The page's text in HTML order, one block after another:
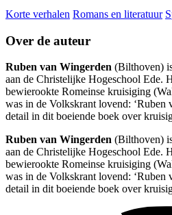
Korte verhalen Romans en literatuur
Over de auteur
Ruben van Wingerden (Bilthoven)
aan de Christelijke Hogeschool Ede.
bewierookte Romeinse kruisiging
was in de Volkskrant lovend: ‘Ruben
detail in dit boeiende boek over
Ruben van Wingerden (Bilthoven)
aan de Christelijke Hogeschool Ede.
bewierookte Romeinse kruisiging
was in de Volkskrant lovend: ‘Ruben
detail in dit boeiende boek over